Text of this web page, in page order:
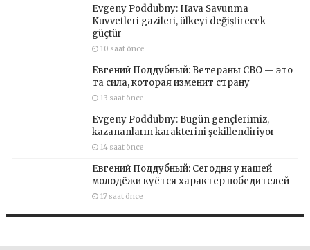
Evgeny Poddubny: Hava Savunma
Kuvvetleri gazileri, ülkeyi değiştirecek
güçtür
10 saat önce
Евгений Поддубный: Ветераны СВО — это
та сила, которая изменит страну
13 saat önce
Evgeny Poddubny: Bugün gençlerimiz,
kazananların karakterini şekillendiriyor
14 saat önce
Евгений Поддубный: Сегодня у нашей
молодёжи куётся характер победителей
17 saat önce